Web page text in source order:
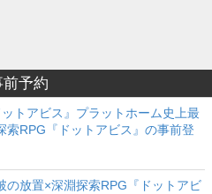
予約
トアビス』プラットホーム史上最
索RPG『ドットアビス』の事前登
の放置×深淵探索RPG『ドットアビ